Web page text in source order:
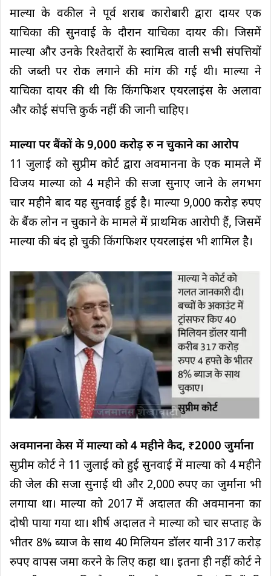
माल्या के वकील ने पूर्व शराब कारोबारी द्वारा दायर एक
याचिका की सुनवाई के दौरान याचिका दायर की। जिसमें
माल्या और उनके रिश्तेदारों के स्वामित्व वाली सभी संपत्तियों
की जब्ती पर रोक लगाने की मांग की गई थी। माल्या ने
याचिका दायर की थी कि किंगफिशर एयरलाइंस के अलावा
और कोई संपत्ति कुर्क नहीं की जानी चाहिए।
माल्या पर बैंकों के 9,000 करोड़ रु न चुकाने का आरोप
11 जुलाई को सुप्रीम कोर्ट द्वारा अवमानना के एक मामले में
विजय माल्या को 4 महीने की सजा सुनाए जाने के लगभग
चार महीने बाद यह सुनवाई हुई है। माल्या 9,000 करोड़ रुपए
के बैंक लोन न चुकाने के मामले में प्राथमिक आरोपी हैं, जिसमें
माल्या की बंद हो चुकी किंगफिशर एयरलाइंस भी शामिल है।
अवमानना केस में माल्या को 4 महीने कैद, ₹2000 जुर्माना
सुप्रीम कोर्ट ने 11 जुलाई को हुई सुनवाई में माल्या को 4 महीने
की जेल की सजा सुनाई थी और 2,000 रुपए का जुर्माना भी
लगाया था। माल्या को 2017 में अदालत की अवमानना ​​का
दोषी पाया गया था। शीर्ष अदालत ने माल्या को चार सप्ताह के
भीतर 8% ब्याज के साथ 40 मिलियन डॉलर यानी 317 करोड़
रुपए वापस जमा करने के लिए कहा था। इतना ही नहीं कोर्ट ने